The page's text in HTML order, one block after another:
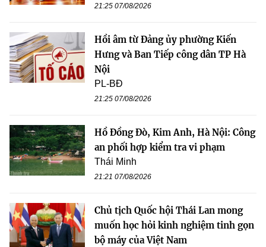
21:25 07/08/2026
Hồi âm từ Đảng ủy phường Kiến
Hưng và Ban Tiếp công dân TP Hà
Nội
PL-BĐ
21:25 07/08/2026
Hồ Đồng Đò, Kim Anh, Hà Nội: Công
an phối hợp kiểm tra vi phạm
Thái Minh
21:21 07/08/2026
Chủ tịch Quốc hội Thái Lan mong
muốn học hỏi kinh nghiệm tinh gọn
bộ máy của Việt Nam